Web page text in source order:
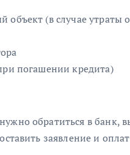
(в случае утраты
погашении кредита)
обратиться в банк,
заявление и